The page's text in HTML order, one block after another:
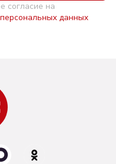
согласие на
данных